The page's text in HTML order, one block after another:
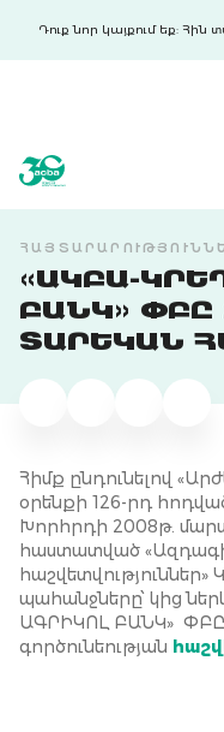
Դուք նոր կայքում եք: Հին
«ԱԿԲԱ-
ԲԱՆԿ» ՓԲԸ
ՏԱՐԵԿԱՆ
Հիմք ընդունելով
օրենքի 126-րդ
Խորհրդի 2008թ.
հաստատված
պահանջները՝ կից
ԱԳՐԻԿՈԼ ԲԱՆԿ» ՓԲԸ
գործունեության